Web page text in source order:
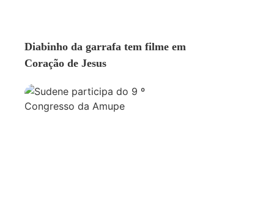
Diabinho da garrafa tem filme em
Coração de Jesus